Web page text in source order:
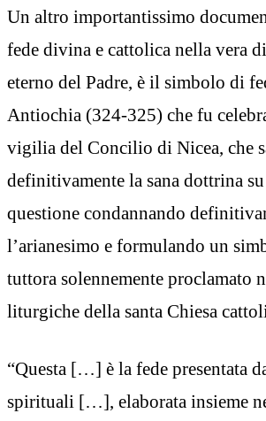
Un altro importantissimo
fede divina e cattolica nella vera
eterno del Padre, è il simbolo di
Antiochia (324-325) che fu
vigilia del Concilio di Nicea, che
definitivamente la sana dottrina su
questione condannando
l’arianesimo e formulando un
tuttora solennemente proclamato
liturgiche della santa Chiesa
“Questa […] è la fede presentata
spirituali […], elaborata insieme